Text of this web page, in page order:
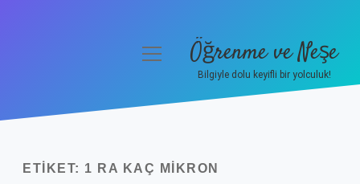
Yasal Uyarı
menüyüÖğrenme ve Neşe
Bilgiyle dolu keyifli bir yolculuk!
ETIKET: 1 RA KAÇ MIKRON